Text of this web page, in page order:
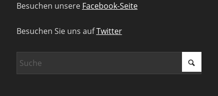
Besuchen unsere Facebook-Seite
Besuchen Sie uns aufTwitter